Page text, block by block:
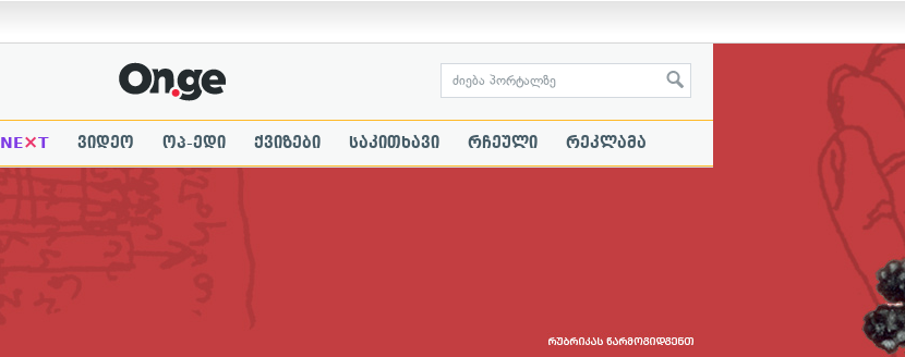
NE×T ვიდეო ოპ-ედი ქვიზები საკითხავი რჩეული რეკლამა